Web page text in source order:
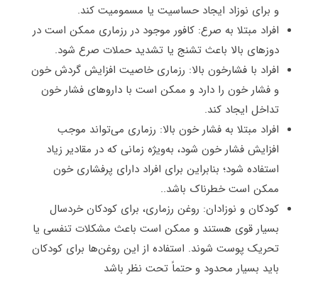
و برای نوزاد ایجاد حساسیت یا مسمومیت کند.
افراد مبتلا به صرع: کافور موجود در رزماری ممکن است در
دوزهای بالا باعث تشنج یا تشدید حملات صرع شود.
افراد با فشارخون بالا: رزماری خاصیت افزایش گردش خون
و فشار خون را دارد و ممکن است با داروهای فشار خون
تداخل ایجاد کند.
افراد مبتلا به فشار خون بالا: رزماری می‌تواند موجب
افزایش فشار خون شود، به‌ویژه زمانی که در مقادیر زیاد
استفاده شود؛ بنابراین برای افراد دارای پرفشاری خون
ممکن است خطرناک باشد..
کودکان و نوزادان: روغن رزماری، برای کودکان خردسال
بسیار قوی هستند و ممکن است باعث مشکلات تنفسی یا
تحریک پوست شوند. استفاده از این روغن‌ها برای کودکان
باید بسیار محدود و حتماً تحت نظر باشد